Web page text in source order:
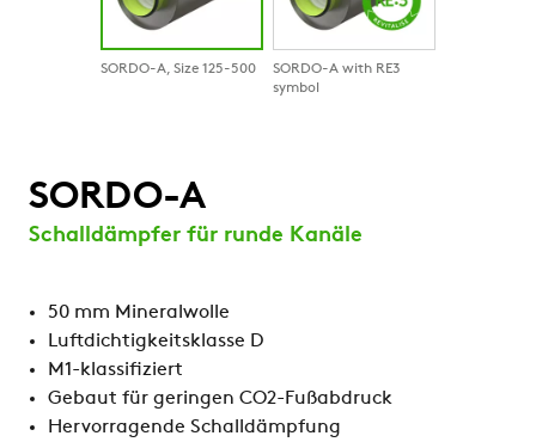
SORDO-A, Size 125-500
SORDO-A with RE3
symbol
SORDO-A
Schalldämpfer für runde Kanäle
50 mm Mineralwolle
Luftdichtigkeitsklasse D
M1-klassifiziert
Gebaut für geringen CO2-Fußabdruck
Hervorragende Schalldämpfung